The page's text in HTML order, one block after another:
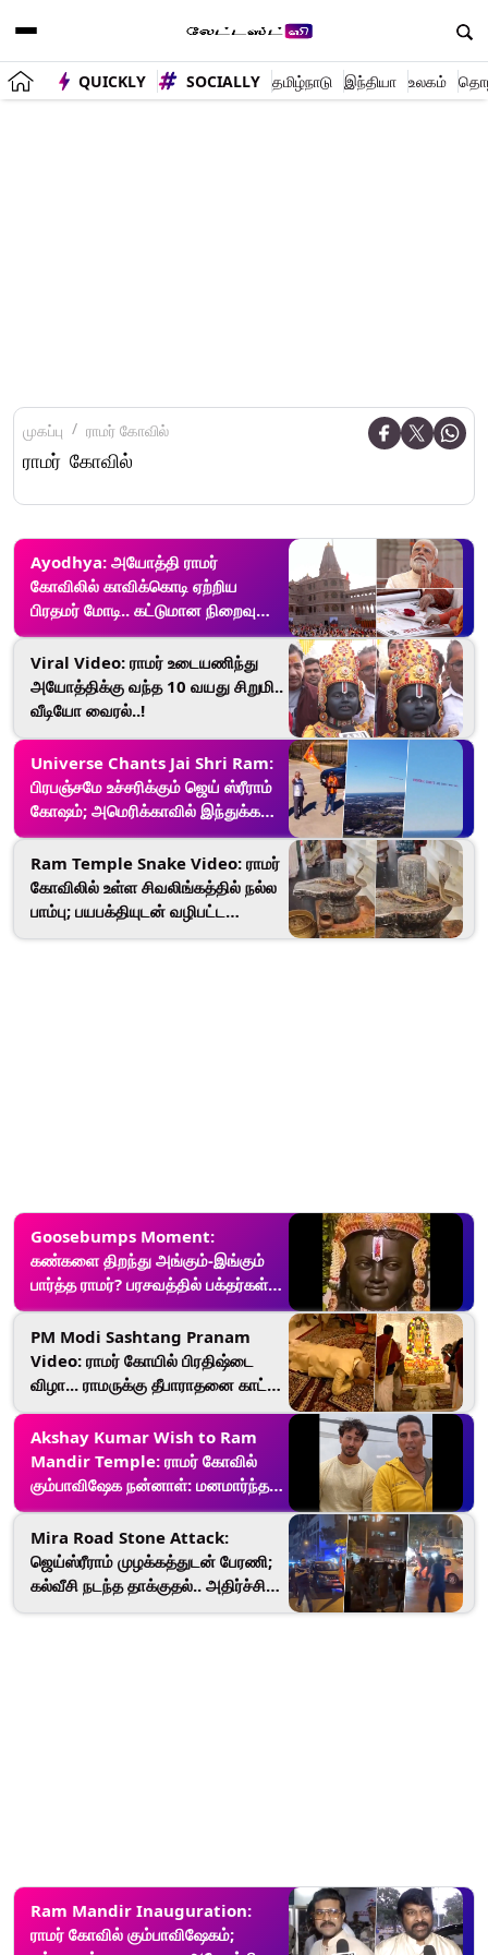
QUICKLY SOCIALLY தமிழ்நாடு இந்தியா உலகம்
முகப்பு ராமர் கோவில்
ராமர் கோவில்
Ayodhya: அயோத்தி ராமர்
கோவிலில் காவிக்கொடி ஏற்றிய
பிரதமர் மோடி.. கட்டுமான நிறைவு
விழா.!
Viral Video: ராமர் உடையணிந்து
அயோத்திக்கு வந்த 10 வயது சிறுமி..
வீடியோ வைரல்..!
Universe Chants Jai Shri Ram:
பிரபஞ்சமே உச்சரிக்கும் ஜெய் ஸ்ரீராம்
கோஷம்; அமெரிக்காவில் இந்துக்கள்
வியக்கவைக்கும் நெகிழ்ச்சி செயல்.!
Ram Temple Snake Video: ராமர்
கோவிலில் உள்ள சிவலிங்கத்தில் நல்ல
பாம்பு; பயபக்தியுடன் வழிபட்ட
Goosebumps Moment:
கண்களை திறந்து அங்கும்-இங்கும்
பார்த்த ராமர்? பரசவத்தில் பக்தர்கள்..
வைரலாகும் வீடியோ.!
PM Modi Sashtang Pranam
Video: ராமர் கோயில் பிரதிஷ்டை
விழா... ராமருக்கு தீபாராதனை காட்டி
பூஜை செய்த பிரதமர் மோடி..!
Akshay Kumar Wish to Ram
Mandir Temple: ராமர் கோவில்
கும்பாவிஷேக நன்னாள்: மனமார்ந்த
வாழ்த்துக்களை தெரிவித்த நடிகர்
அக்சய் குமார்.!
Mira Road Stone Attack:
ஜெய்ஸ்ரீராம் முழக்கத்துடன் பேரணி;
கல்வீசி நடந்த தாக்குதல்.. அதிர்ச்சி
Ram Mandir Inauguration:
ராமர் கோவில் கும்பாவிஷேகம்;